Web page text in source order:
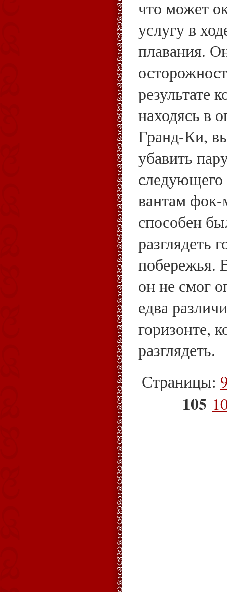
что может
услугу в
плавания.
результате
находясь в
Гранд-Ки,
убавить
следующего
вантам фок-
способен
разглядеть
побережья.
он не смог
едва
горизонте,
разглядеть.
Страницы:
105